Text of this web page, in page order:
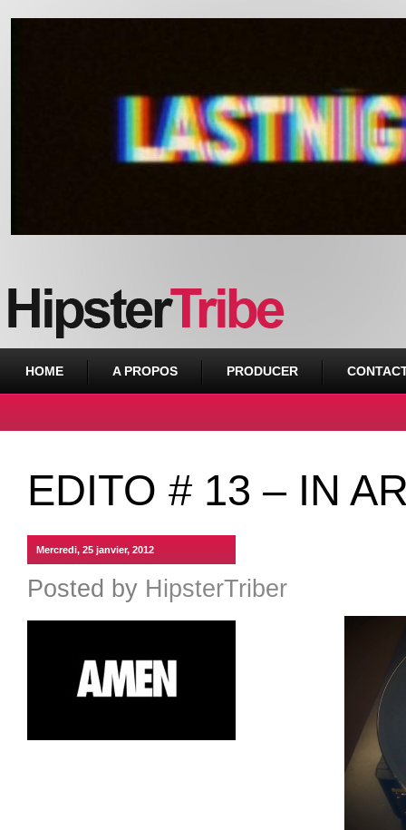
HOME A PROPOS PRODUCER
EDITO # 13 – IN
Mercredi, 25 janvier, 2012
Posted by HipsterTriber